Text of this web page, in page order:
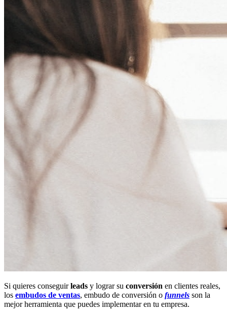
Si quieres conseguirleads y lograr su conversión en clientes reales,
los embudos de ventas, embudo de conversión o funnels son la
mejor herramienta que puedes implementar en tu empresa.